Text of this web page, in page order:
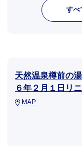
すべ
天然温泉樽前の
６年２月１日リ
MAP